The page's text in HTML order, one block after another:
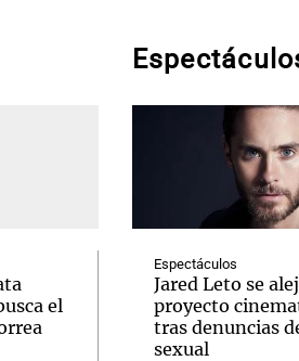
el
Espectáculos
Jared Leto se
proyecto
tras denuncias
sexual